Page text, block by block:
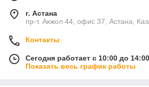
г. Астана
пр-т. Акжол 44, офис 37, Астана,
Контакты
Сегодня работает с 10:00 до 14:00
Показать весь график работы